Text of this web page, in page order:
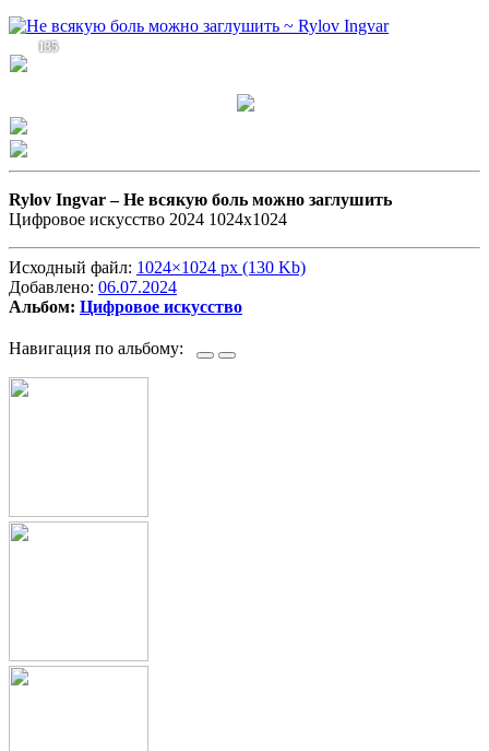
135
Rylov Ingvar –Не всякую боль можно заглушить
Цифровое искусство 2024 1024х1024
Исходный файл: 1024×1024 px (130 Kb)
Добавлено: 06.07.2024
Альбом: Цифровое искусство
Навигация по альбому: